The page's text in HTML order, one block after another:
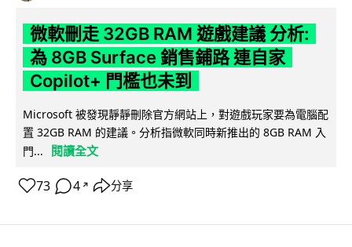
微軟刪走 32GB RAM 遊戲建議 分析:
為 8GB Surface 銷售鋪路 連自家
Copilot+ 門檻也未到
Microsoft 被發現靜靜刪除官方網站上，對遊戲玩家要為電腦配
置 32GB RAM 的建議。分析指微軟同時新推出的 8GB RAM 入
門...
閱讀全文
73 4 ↗ 分享